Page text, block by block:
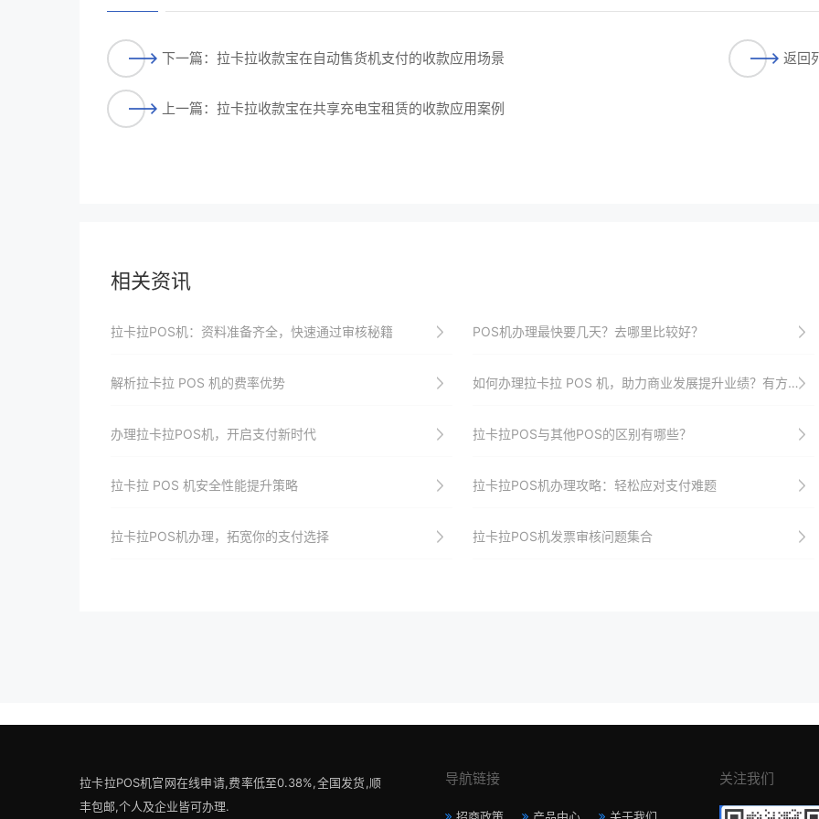
下一篇：拉卡拉收款宝在自动售货机支付的收款应用场景
上一篇：拉卡拉收款宝在共享充电宝租赁的收款应用案例
返回
相关资讯
拉卡拉POS机：资料准备齐全，快速通过审核秘籍 POS机办理最快要几天？去哪里比较好？
解析拉卡拉 POS 机的费率优势 如何办理拉卡拉 POS 机，助力商业发展提升业绩？有方法
办理拉卡拉POS机，开启支付新时代 拉卡拉POS与其他POS的区别有哪些？
拉卡拉 POS 机安全性能提升策略 拉卡拉POS机办理攻略：轻松应对支付难题
拉卡拉POS机办理，拓宽你的支付选择 拉卡拉POS机发票审核问题集合
拉卡拉POS机官网在线申请,费率低至0.38%,全国发货,顺
丰包邮,个人及企业皆可办理.
导航链接 关注我们